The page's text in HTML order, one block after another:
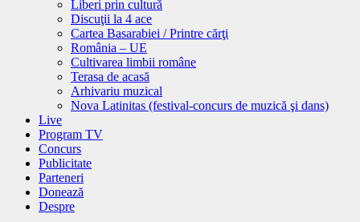
Liberi prin cultură
Discuţii la 4 ace
Cartea Basarabiei / Printre cărţi
România – UE
Cultivarea limbii române
Terasa de acasă
Arhivariu muzical
Nova Latinitas (festival-concurs de muzică şi dans)
Live
Program TV
Concurs
Publicitate
Parteneri
Donează
Despre